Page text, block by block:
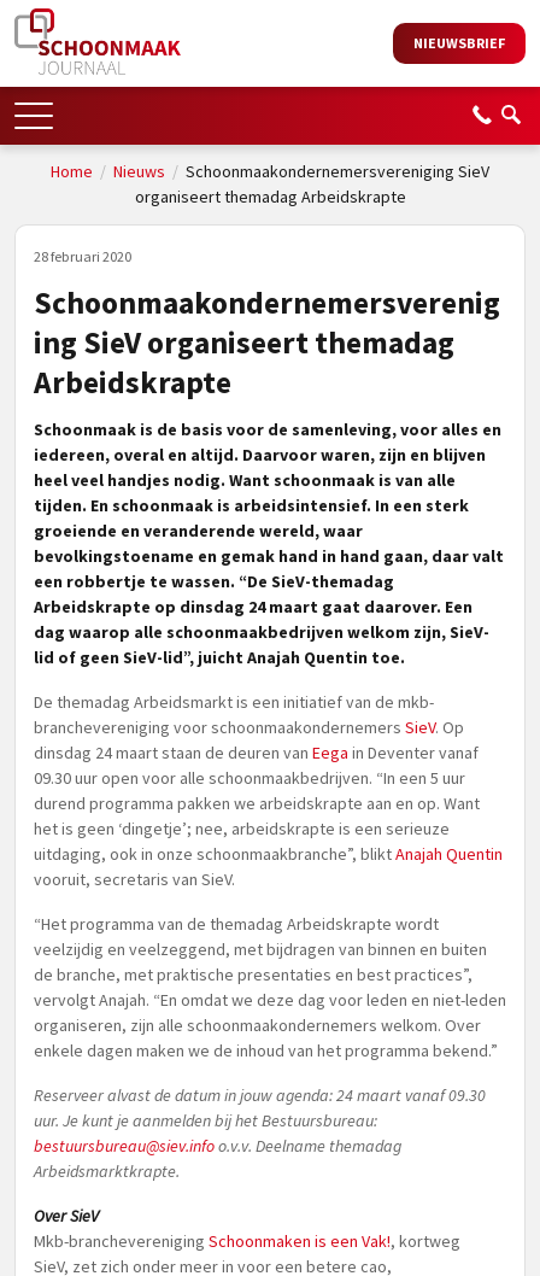
NIEUWSBRIEF
Home / Nieuws / Schoonmaakondernemersvereniging SieV
organiseert themadag Arbeidskrapte
28 februari 2020
Schoonmaakondernemersverenig
ing SieV organiseert themadag
Arbeidskrapte
Schoonmaak is de basis voor de samenleving, voor alles en
iedereen, overal en altijd. Daarvoor waren, zijn en blijven
heel veel handjes nodig. Want schoonmaak is van alle
tijden. En schoonmaak is arbeidsintensief. In een sterk
groeiende en veranderende wereld, waar
bevolkingstoename en gemak hand in hand gaan, daar valt
een robbertje te wassen. “De SieV-themadag
Arbeidskrapte op dinsdag 24 maart gaat daarover. Een
dag waarop alle schoonmaakbedrijven welkom zijn, SieV-
lid of geen SieV-lid”, juicht Anajah Quentin toe.
De themadag Arbeidsmarkt is een initiatief van de mkb-
branchevereniging voor schoonmaakondernemers SieV. Op
dinsdag 24 maart staan de deuren van Eega in Deventer vanaf
09.30 uur open voor alle schoonmaakbedrijven. “In een 5 uur
durend programma pakken we arbeidskrapte aan en op. Want
het is geen ‘dingetje’; nee, arbeidskrapte is een serieuze
uitdaging, ook in onze schoonmaakbranche”, bliktAnajah Quentin
vooruit, secretaris van SieV.
“Het programma van de themadag Arbeidskrapte wordt
veelzijdig en veelzeggend, met bijdragen van binnen en buiten
de branche, met praktische presentaties en best practices”,
vervolgt Anajah. “En omdat we deze dag voor leden en niet-leden
organiseren, zijn alle schoonmaakondernemers welkom. Over
enkele dagen maken we de inhoud van het programma bekend.”
Reserveer alvast de datum in jouw agenda: 24 maart vanaf 09.30
uur. Je kunt je aanmelden bij het Bestuursbureau:
bestuursbureau@siev.infoo.v.v. Deelname themadag
Arbeidsmarktkrapte.
Over SieV
Mkb-branchevereniging Schoonmaken is een Vak!, kortweg
SieV, zet zich onder meer in voor een betere cao,